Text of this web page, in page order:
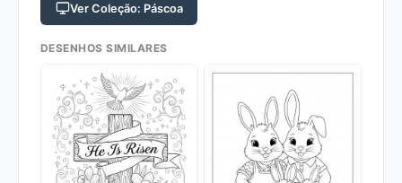
Ver Coleção: Páscoa
DESENHOS SIMILARES